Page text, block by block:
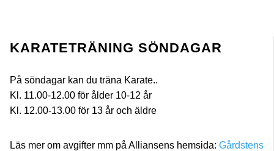
KARATETRÄNING SÖNDAGAR
På söndagar kan du träna Karate..
Kl. 11.00-12.00 för ålder 10-12 år
Kl. 12.00-13.00 för 13 år och äldre
Läs mer om avgifter mm på Alliansens hemsida: Gårdstens